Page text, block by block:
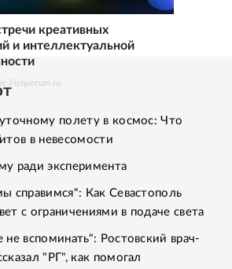
креативных
и интеллектуальной
ipquorum.ru
полету в космос: Что
в невесомости
ради эксперимента
справимся": Как Севастополь
с ограничениями в подаче света
вспоминать": Ростовский врач-
"РГ", как помогал